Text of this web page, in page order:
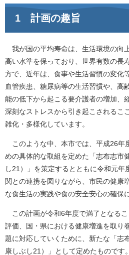
1 計画の趣旨
我が国の平均寿命は、生活環境の向
高い水準を保っており、世界有数の長
方で、近年は、食事や生活習慣の変化
血管疾患、糖尿病等の生活習慣や、高
能の低下から起こる要介護者の増加、
深刻なストレスから引き起こされるこ
雑化・多様化しています。
このような中、本市では、平成26年
めの具体的な取組を定めた「志布志市
し21）」を策定するとともに令和元年
関との連携を図りながら、市民の健康
な食生活の実践や食の安全安心の確保
この計画が令和6年度で満了となる
評価、国・県における健康増進を取り
題に対応していくために、新たな「志
康しぶし21）」として定めたものです。